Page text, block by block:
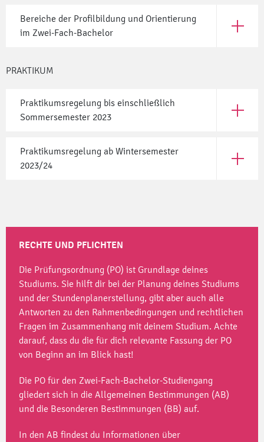
Bereiche der Profilbildung und Orientierung
im Zwei-Fach-Bachelor
Öffne
PRAKTIKUM
Praktikumsregelung bis einschließlich
Sommersemester 2023
Öffne
Praktikumsregelung ab Wintersemester
2023/24
Öffne
RECHTE UND PFLICHTEN
Die Prüfungsordnung (PO) ist Grundlage deines
Studiums. Sie hilft dir bei der Planung deines Studiums
und der Stundenplanerstellung, gibt aber auch alle
Antworten zu den Rahmenbedingungen und rechtlichen
Fragen im Zusammenhang mit deinem Studium. Achte
darauf, dass du die für dich relevante Fassung der PO
von Beginn an im Blick hast!
Die PO für den Zwei-Fach-Bachelor-Studiengang
gliedert sich in die Allgemeinen Bestimmungen (AB)
und die Besonderen Bestimmungen (BB) auf.
In den AB findest du Informationen über